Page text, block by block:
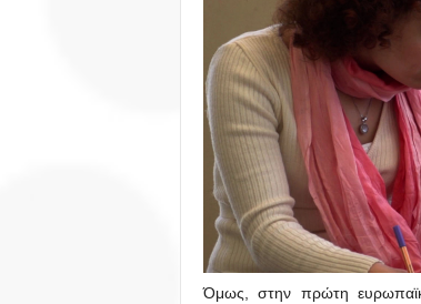
Όμως, στην πρώτη